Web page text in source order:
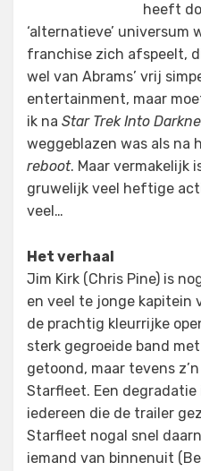
heeft
‘alternatieve’ universum
franchise zich afspeelt,
wel van Abrams’ vrij
entertainment, maar
ik na Star Trek Into
weggeblazen was als na
reboot. Maar vermakelijk
gruwelijk veel heftige
veel…
Het verhaal
Jim Kirk (Chris Pine) is
en veel te jonge kapitein
de prachtig kleurrijke
sterk gegroeide band
getoond, maar tevens
Starfleet. Een degradatie
iedereen die de trailer
Starfleet nogal snel
iemand van binnenuit